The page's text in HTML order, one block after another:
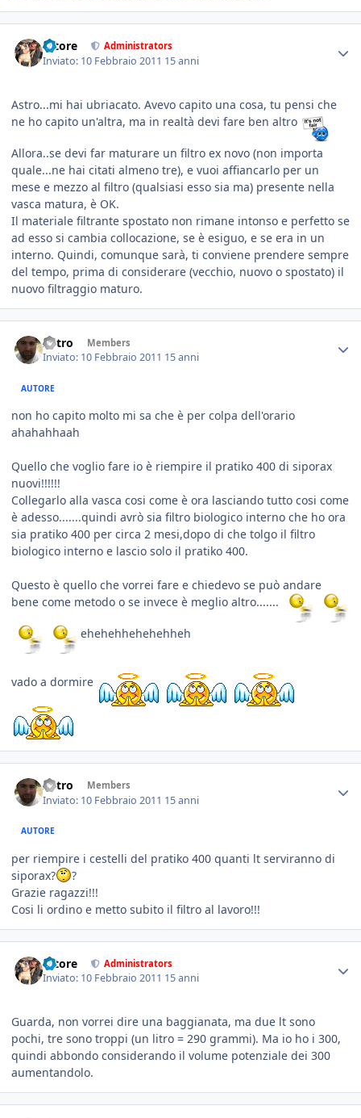
tatore Administrators
Inviato: 10 Febbraio 2011 15 anni
Astro...mi hai ubriacato. Avevo capito una cosa, tu pensi che
ne ho capito un'altra, ma in realtà devi fare ben altro
Allora..se devi far maturare un filtro ex novo (non importa
quale...ne hai citati almeno tre), e vuoi affiancarlo per un
mese e mezzo al filtro (qualsiasi esso sia ma) presente nella
vasca matura, è OK.
Il materiale filtrante spostato non rimane intonso e perfetto se
ad esso si cambia collocazione, se è esiguo, e se era in un
interno. Quindi, comunque sarà, ti conviene prendere sempre
del tempo, prima di considerare (vecchio, nuovo o spostato) il
nuovo filtraggio maturo.
Astro Members
Inviato: 10 Febbraio 2011 15 anni
AUTORE
non ho capito molto mi sa che è per colpa dell'orario
ahahahhaah
Quello che voglio fare io è riempire il pratiko 400 di siporax
nuovi!!!!!!
Collegarlo alla vasca cosi come è ora lasciando tutto cosi come
è adesso.......quindi avrò sia filtro biologico interno che ho ora
sia pratiko 400 per circa 2 mesi,dopo di che tolgo il filtro
biologico interno e lascio solo il pratiko 400.
Questo è quello che vorrei fare e chiedevo se può andare
bene come metodo o se invece è meglio altro.......
ehehehhehehehheh
vado a dormire
Astro Members
Inviato: 10 Febbraio 2011 15 anni
AUTORE
per riempire i cestelli del pratiko 400 quanti lt serviranno di
siporax?
?
Grazie ragazzi!!!
Cosi li ordino e metto subito il filtro al lavoro!!!
tatore Administrators
Inviato: 10 Febbraio 2011 15 anni
Guarda, non vorrei dire una baggianata, ma due lt sono
pochi, tre sono troppi (un litro = 290 grammi). Ma io ho i 300,
quindi abbondo considerando il volume potenziale dei 300
aumentandolo.